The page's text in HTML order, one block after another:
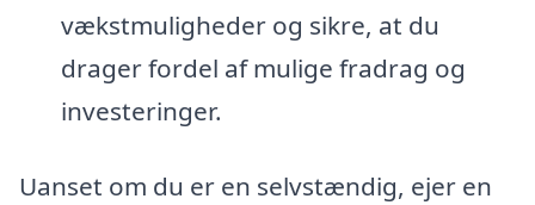
vækstmuligheder og sikre, at du
drager fordel af mulige fradrag og
investeringer.
Uanset om du er en selvstændig, ejer en